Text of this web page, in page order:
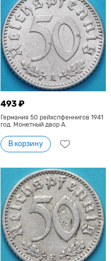
493 ₽
Германия 50 рейхспфеннигов 1941
год. Монетный двор A.
В корзину